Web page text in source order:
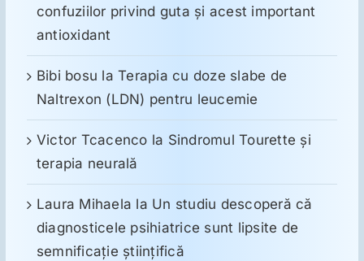
confuziilor privind guta și acest important
antioxidant
Bibi bosu laTerapia cu doze slabe de
Naltrexon (LDN) pentru leucemie
Victor Tcacenco la Sindromul Tourette şi
terapia neurală
Laura Mihaela la Un studiu descoperă că
diagnosticele psihiatrice sunt lipsite de
semnificație științifică